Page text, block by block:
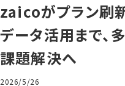
お役立ち情報
zaicoがプラン刷
データ活用まで、
課題解決へ
2026/5/26